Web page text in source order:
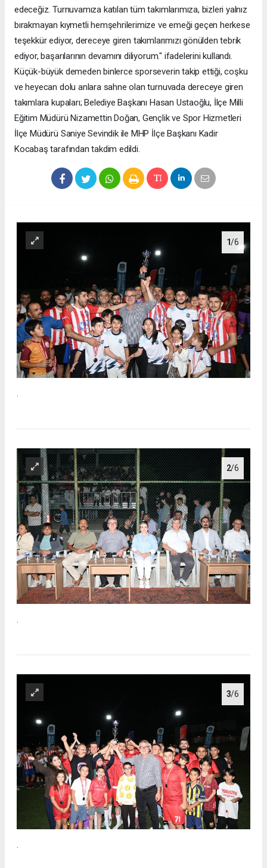
edeceğiz. Turnuvamıza katılan tüm takımlarımıza, bizleri yalnız
bırakmayan kıymetli hemşehrilerimize ve emeği geçen herkese
teşekkür ediyor, dereceye giren takımlarımızı gönülden tebrik
ediyor, başarılarının devamını diliyorum." ifadelerini kullandı.
Küçük-büyük demeden binlerce sporseverin takip ettiği, coşku
ve heyecan dolu anlara sahne olan turnuvada dereceye giren
takımlara kupaları; Belediye Başkanı Hasan Ustaoğlu, İlçe Milli
Eğitim Müdürü Nizamettin Doğan, Gençlik ve Spor Hizmetleri
İlçe Müdürü Saniye Sevindik ile MHP İlçe Başkanı Kadir
Kocabaş tarafından takdim edildi.
1/6
2/6
3/6
.